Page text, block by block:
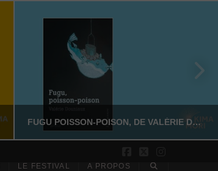
FUGU POISSON-POISON, DE VALÉRIE DOUNIAUX
Facebook
X
LE FESTIVAL À PROPOS